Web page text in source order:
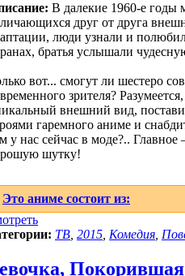
В далекие 1960-е годы
друг от друга
люди узнали и
братья услышали
вот... смогут ли шестеро
зрителя?
внешний вид,
гаремного аниме и
у нас сейчас в моде?..
шутку!
Это аниме состоит из:
ТВ, 2015, Комедия,
Покорившая